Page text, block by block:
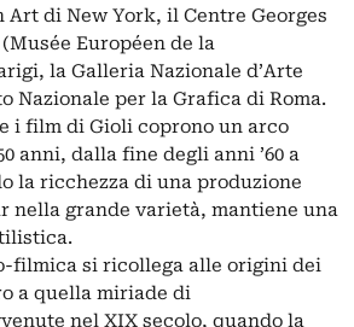
Art di New York, il Centre Georges
Européen de la
la Galleria Nazionale d’Arte
Nazionale per la Grafica di Roma.
i film di Gioli coprono un arco
anni, dalla fine degli anni ’60 a
la ricchezza di una produzione
nella grande varietà, mantiene una
filmica si ricollega alle origini dei
a quella miriade di
nel XIX secolo, quando la